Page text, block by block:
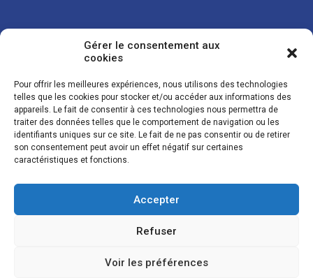
Gérer le consentement aux
cookies
Pour offrir les meilleures expériences, nous utilisons des technologies
telles que les cookies pour stocker et/ou accéder aux informations des
appareils. Le fait de consentir à ces technologies nous permettra de
traiter des données telles que le comportement de navigation ou les
identifiants uniques sur ce site. Le fait de ne pas consentir ou de retirer
son consentement peut avoir un effet négatif sur certaines
caractéristiques et fonctions.
Accepter
Refuser
Voir les préférences
Vos coordonnées sont uniquement utilisées pour vous envoyer des
lettres d'information sur nos activités. Vous pouvez à tout moment
utiliser le lien de désinscription figurant dans la lettre d'information.
© LES NOUVELLES DE LA BOULANGERIE - Tous droits réservés - Réalisation :
Josh Digital
Mentions légales